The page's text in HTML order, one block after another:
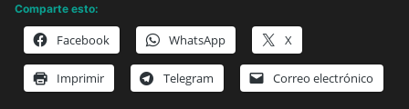
Comparte esto:
Facebook WhatsApp X
Imprimir Telegram Correo electrónico